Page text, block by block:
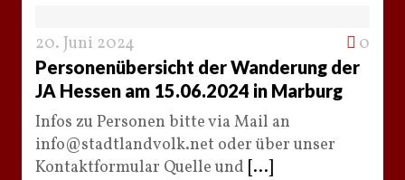
20. Juni 2024 0
Personenübersicht der Wanderung der
JA Hessen am 15.06.2024 in Marburg
Infos zu Personen bitte via Mail an
info@stadtlandvolk.net oder über unser
Kontaktformular Quelle und [...]